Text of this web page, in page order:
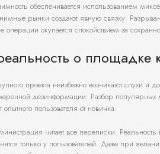
обеспечивается использованием
рынки создают явную связку.
операции окупается спокойствием за
о площадке
проекта неизбежно возникают слухи
дезинформации. Разбор популярных
опытного пользователя от новичка.
читает все переписки. Реальность
только у пользователей. Даже при